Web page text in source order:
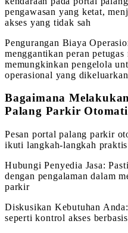
pengawasan yang ketat,
akses yang tidak sah
Pengurangan Biaya
menggantikan peran petugas
memungkinkan pengelola
operasional yang dikeluarkan
Bagaimana
Palang Parkir
Pesan portal palang parkir
ikuti langkah-langkah
Hubungi Penyedia Jasa:
dengan pengalaman dalam
parkir
Diskusikan Kebutuhan
seperti kontrol akses